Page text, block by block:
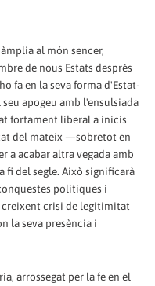
al món sencer,
de nous Estats després
fa en la seva forma d'Estat-
apogeu amb l'ensulsiada
fortament liberal a inicis
del mateix —sobretot en
acabar altra vegada amb
fi del segle. Això significarà
polítiques i
creixent crisi de legitimitat
la seva presència i
arrossegat per la fe en el